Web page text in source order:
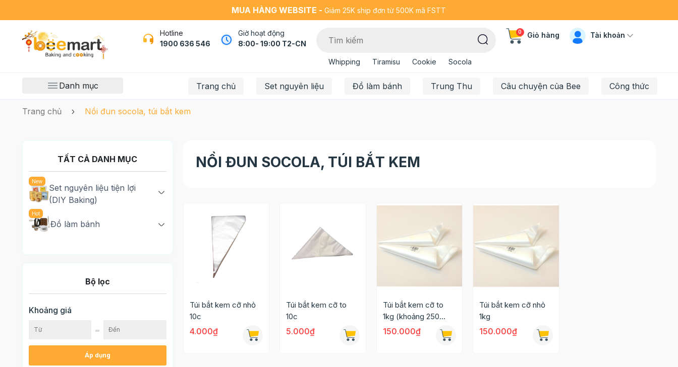
MUA HÀNG WEBSITE - Giảm 25K ship đơn từ 500K mã FSTT
Hotline
1900 636 546
Giờ hoạt động
8:00- 19:00 T2-CN
Whipping Tiramisu Cookie Socola
0 Giỏ hàng Tài khoản
Danh mục Trang chủ Set nguyên liệu Đồ làm bánh Trung Thu Câu chuyện của Bee Công thức
Trang chủ Nồi đun socola, túi bắt kem
TẤT CẢ DANH MỤC
Set nguyên liệu tiện lợi
(DIY Baking)
Đồ làm bánh
Bộ lọc
Khoảng giá
Áp dụng
NỒI ĐUN SOCOLA, TÚI BẮT KEM
Túi bắt kem cỡ nhỏ
10c
4.000₫
Túi bắt kem cỡ to
10c
5.000₫
Túi bắt kem cỡ to
1kg (khoảng 250
-300c)
150.000₫
Túi bắt kem cỡ nhỏ
1kg
150.000₫